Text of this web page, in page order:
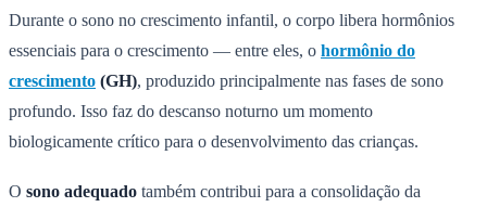
Durante o sono no crescimento infantil, o corpo libera hormônios
essenciais para o crescimento — entre eles, o hormônio do
crescimento (GH), produzido principalmente nas fases de sono
profundo. Isso faz do descanso noturno um momento
biologicamente crítico para o desenvolvimento das crianças.
O sono adequado também contribui para a consolidação da